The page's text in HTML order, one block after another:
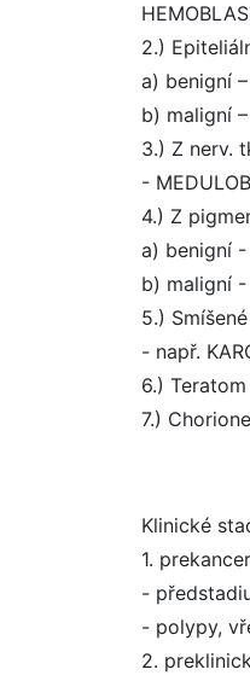
2.)
a) benigní –
b) maligní
3.) Z nerv.
-
4.) Z
a) benigní -
b) maligní -
5.) Smíšené
- např.
6.) Teratom
7.)
Klinické
1.
-
- polypy,
2.